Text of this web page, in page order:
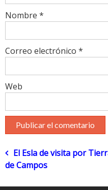
Nombre *
Correo electrónico *
Web
Navegación
El Esla de visita por
de Campos